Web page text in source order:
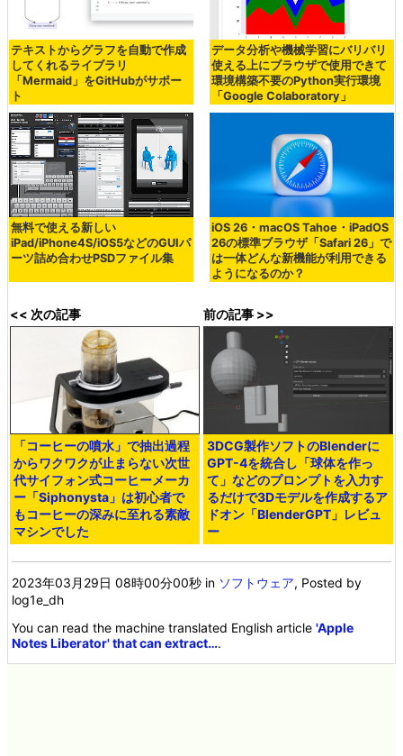
テキストからグラフを自動で作成
してくれるライブラリ
「Mermaid」をGitHubがサポー
ト
データ分析や機械学習にバリバリ
使える上にブラウザで使用できて
環境構築不要のPython実行環境
「Google Colaboratory」
無料で使える新しい
iPad/iPhone4S/iOS5などのGUIパ
ーツ詰め合わせPSDファイル集
iOS 26・macOS Tahoe・iPadOS
26の標準ブラウザ「Safari 26」で
は一体どんな新機能が利用できる
ようになるのか？
<< 次の記事
「コーヒーの噴水」で抽出過程
からワクワクが止まらない次世
代サイフォン式コーヒーメーカ
ー「Siphonysta」は初心者で
もコーヒーの深みに至れる素敵
マシンでした
前の記事 >>
3DCG製作ソフトのBlenderに
GPT-4を統合し「球体を作っ
て」などのプロンプトを入力す
るだけで3Dモデルを作成するア
ドオン「BlenderGPT」レビュ
ー
2023年03月29日 08時00分00秒 in ソフトウェア, Posted by
log1e_dh
You can read the machine translated English article'Apple
Notes Liberator' that can extract….